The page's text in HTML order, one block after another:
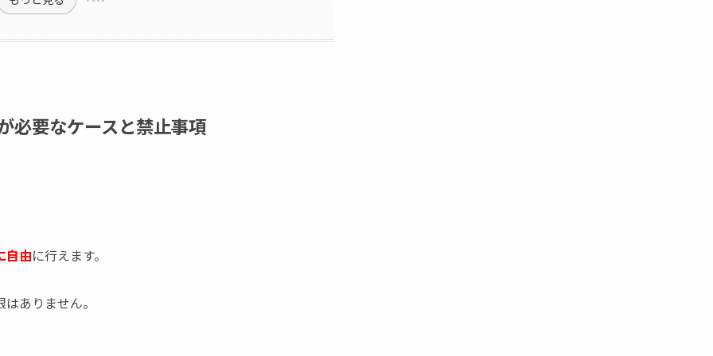
必要なケースと禁止事項
自由に行えます。
ありません。